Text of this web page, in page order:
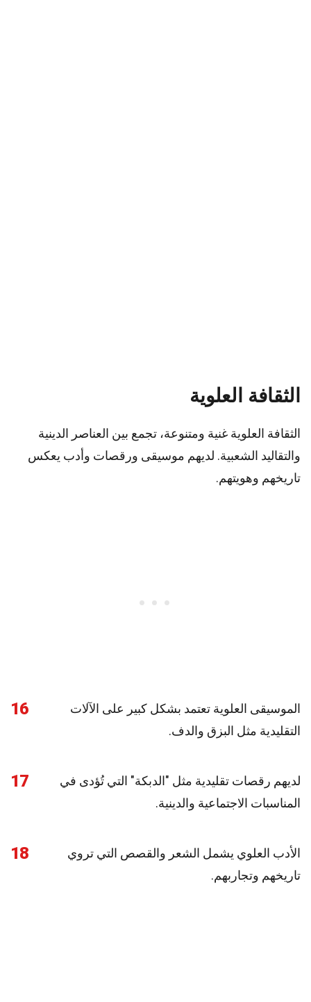
الثقافة العلوية
الثقافة العلوية غنية ومتنوعة، تجمع بين العناصر الدينية
والتقاليد الشعبية. لديهم موسيقى ورقصات وأدب يعكس
تاريخهم وهويتهم.
16
الموسيقى العلوية تعتمد بشكل كبير على الآلات
التقليدية مثل البزق والدف.
17
لديهم رقصات تقليدية مثل "الدبكة" التي تُؤدى في
المناسبات الاجتماعية والدينية.
18
الأدب العلوي يشمل الشعر والقصص التي تروي
تاريخهم وتجاربهم.